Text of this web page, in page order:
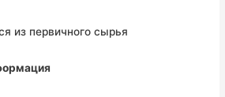
из первичного сырья